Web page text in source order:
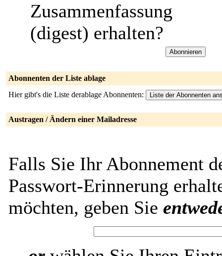
Zusammenfassung
(digest) erhalten?
Abonnenten der Liste ablage
Hier gibt's die Liste derablage Abonnenten:
Austragen / Ändern einer Mailadresse
Falls Sie Ihr Abonnement
Passwort-Erinnerung
möchten, geben Sie